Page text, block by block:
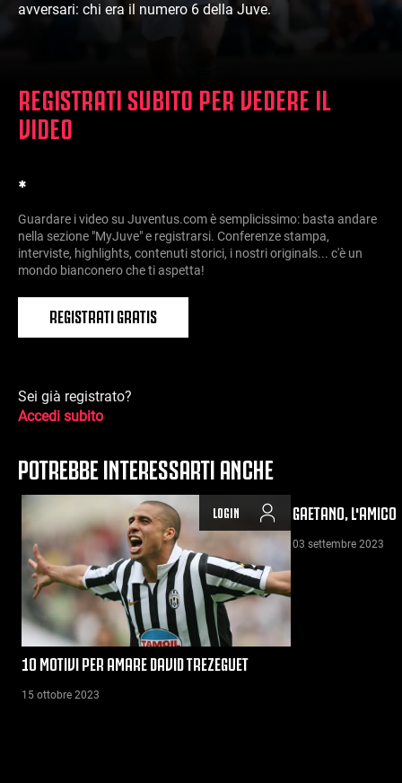
avversari: chi era il numero 6 della Juve.
REGISTRATI SUBITO PER VEDERE IL
VIDEO
*
Guardare i video su Juventus.com è semplicissimo: basta andare
nella sezione "MyJuve" e registrarsi. Conferenze stampa,
interviste, highlights, contenuti storici, i nostri originals... c'è un
mondo bianconero che ti aspetta!
REGISTRATI GRATIS
Sei già registrato?
Accedi subito
POTREBBE INTERESSARTI ANCHE
LOGIN
10 MOTIVI PER AMARE DAVID TREZEGUET
15 ottobre 2023
GAETANO, L'AMICO
03 settembre 2023